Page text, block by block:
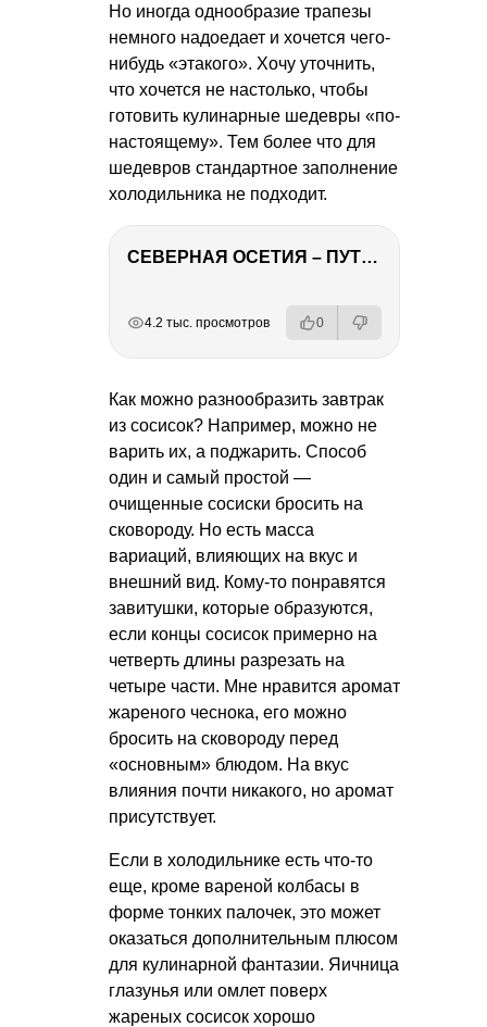
Но иногда однообразие трапезы
немного надоедает и хочется чего-
нибудь «этакого». Хочу уточнить,
что хочется не настолько, чтобы
готовить кулинарные шедевры «по-
настоящему». Тем более что для
шедевров стандартное заполнение
холодильника не подходит.
СЕВЕРНАЯ ОСЕТИЯ – ПУТЕШЕСТВИЕ НА КАВКАЗ часть 4
4.2 тыс. просмотров 0
Как можно разнообразить завтрак
из сосисок? Например, можно не
варить их, а поджарить. Способ
один и самый простой —
очищенные сосиски бросить на
сковороду. Но есть масса
вариаций, влияющих на вкус и
внешний вид. Кому-то понравятся
завитушки, которые образуются,
если концы сосисок примерно на
четверть длины разрезать на
четыре части. Мне нравится аромат
жареного чеснока, его можно
бросить на сковороду перед
«основным» блюдом. На вкус
влияния почти никакого, но аромат
присутствует.
Если в холодильнике есть что-то
еще, кроме вареной колбасы в
форме тонких палочек, это может
оказаться дополнительным плюсом
для кулинарной фантазии. Яичница
глазунья или омлет поверх
жареных сосисок хорошо